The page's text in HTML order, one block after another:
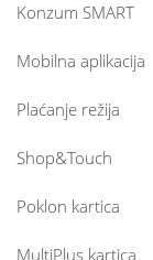
Konzum SMART
Mobilna aplikacija
Plaćanje režija
Shop&Touch
Poklon kartica
MultiPlus kartica